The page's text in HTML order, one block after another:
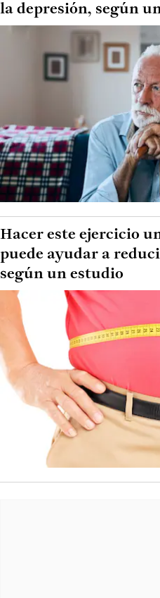
la depresión, según
Hacer este ejercicio
puede ayudar a
según un estudio